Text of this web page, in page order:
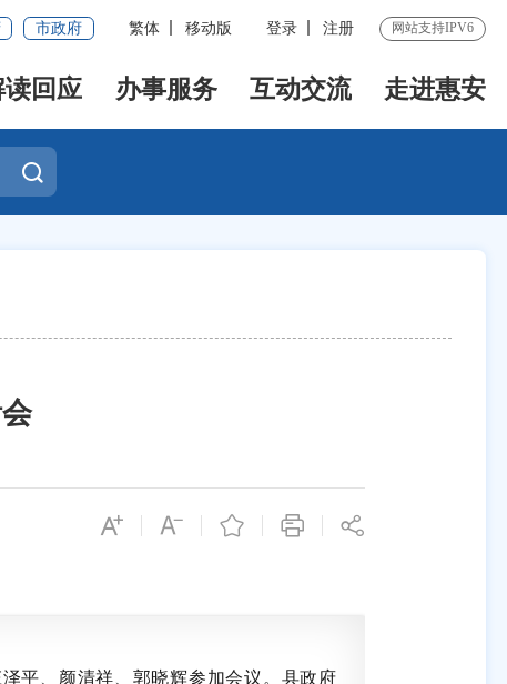
市政府 繁体 移动版 登录 注册 网站支持IPV6
读回应 办事服务 互动交流 走进惠安
平、颜清祥、郭晓辉参加会议。县政府